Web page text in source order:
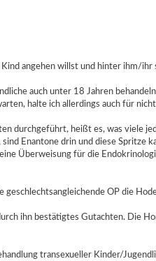
Kind angehen willst und hinter ihm/ihr
auch unter 18 Jahren
halte ich allerdings auch für
durchgeführt, heißt es, was viele
Enantone drin und diese Spritze
Überweisung für die
geschlechtsangleichende OP die
ihn bestätigtes Gutachten. Die
transexueller Kinder/